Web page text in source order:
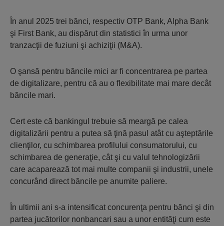
În anul 2025 trei bănci, respectiv OTP Bank, Alpha Bank
şi First Bank, au dispărut din statistici în urma unor
tranzacţii de fuziuni şi achiziţii (M&A).
O şansă pentru băncile mici ar fi concentrarea pe partea
de digitalizare, pentru că au o flexibilitate mai mare decât
băncile mari.
Cert este că bankingul trebuie să meargă pe calea
digitalizării pentru a putea să ţină pasul atât cu aşteptările
clienţilor, cu schimbarea profilului consumatorului, cu
schimbarea de generaţie, cât şi cu valul tehnologizării
care acaparează tot mai multe companii şi industrii, unele
concurând direct băncile pe anumite paliere.
În ultimii ani s-a intensificat concurenţa pentru bănci şi din
partea jucătorilor nonbancari sau a unor entităţi cum este